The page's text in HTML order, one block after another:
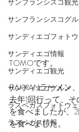
サンフランシスコ観光
サンフランシスコグ
サンディエゴフォト
サンディエゴ情報
サンディエゴ観光
サンディエゴグルメ
ラスベガスフォトウ
ラスベガス情報
TOMOです。
RAKKANラーメン
去年1回行って、
を食べましたが、
を食べました。